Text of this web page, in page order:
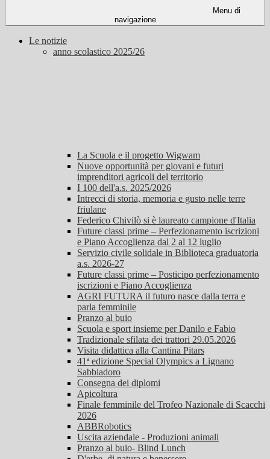
Menu di
navigazione
Le notizie
anno scolastico 2025/26
La Scuola e il progetto Wigwam
Nuove opportunità per giovani e futuri
imprenditori agricoli del territorio
I 100 dell'a.s. 2025/2026
Intrecci di storia, memoria e gusto nelle terre
friulane
Federico Chivilò si è laureato campione d'Italia
Future classi prime – Perfezionamento iscrizioni
e Piano Accoglienza dal 2 al 12 luglio
Servizio civile solidale in Biblioteca graduatoria
a.s. 2026-27
Future classi prime – Posticipo perfezionamento
iscrizioni e Piano Accoglienza
AGRI FUTURA il futuro nasce dalla terra e
parla femminile
Pranzo al buio
Scuola e sport insieme per Danilo e Fabio
Tradizionale sfilata dei trattori 29.05.2026
Visita didattica alla Cantina Pitars
41ª edizione Special Olympics a Lignano
Sabbiadoro
Consegna dei diplomi
Apicoltura
Finale femminile del Trofeo Nazionale di Scacchi
2026
ABBRobotics
Uscita aziendale - Produzioni animali
Pranzo al buio- Blind Lunch